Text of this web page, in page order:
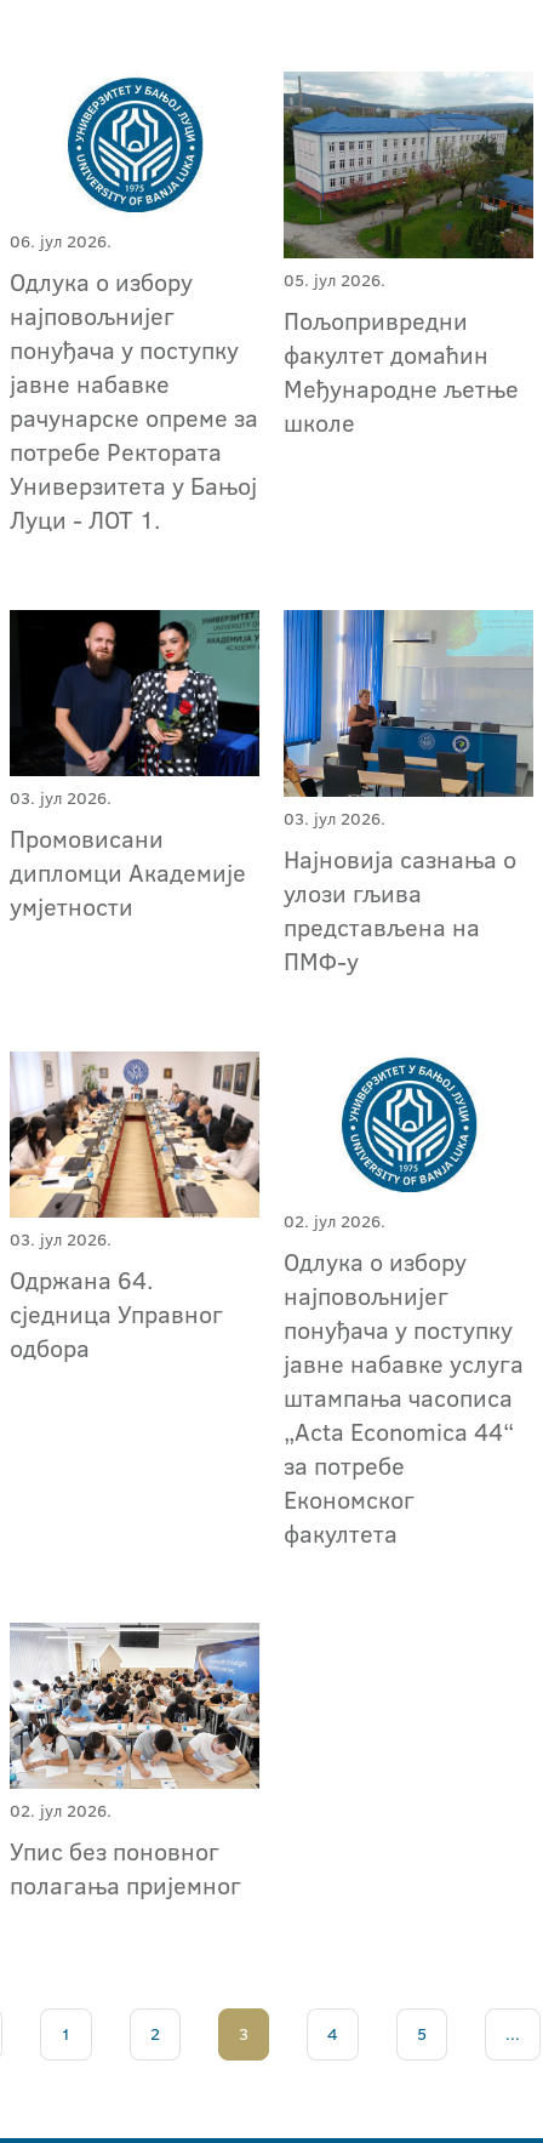
06. јул 2026.
Oдлука о избору
најповољнијег
понуђача у поступку
јавне набавке
рачунарске опреме за
потребе Ректората
Универзитета у Бањој
Луци - ЛОТ 1.
05. јул 2026.
Пољопривредни
факултет домаћин
Међународне љетње
школе
03. јул 2026.
Промовисани
дипломци Академије
умјетности
03. јул 2026.
Најновија сазнања о
улози гљива
представљена на
ПМФ-у
03. јул 2026.
Одржана 64.
сједница Управног
одбора
02. јул 2026.
Одлука о избору
најповољнијег
понуђача у поступку
јавне набавке услуга
штампања часописа
„Acta Economica 44“
за потребе
Економског
факултета
02. јул 2026.
Упис без поновног
полагања пријемног
1 2 3 4 5 ...